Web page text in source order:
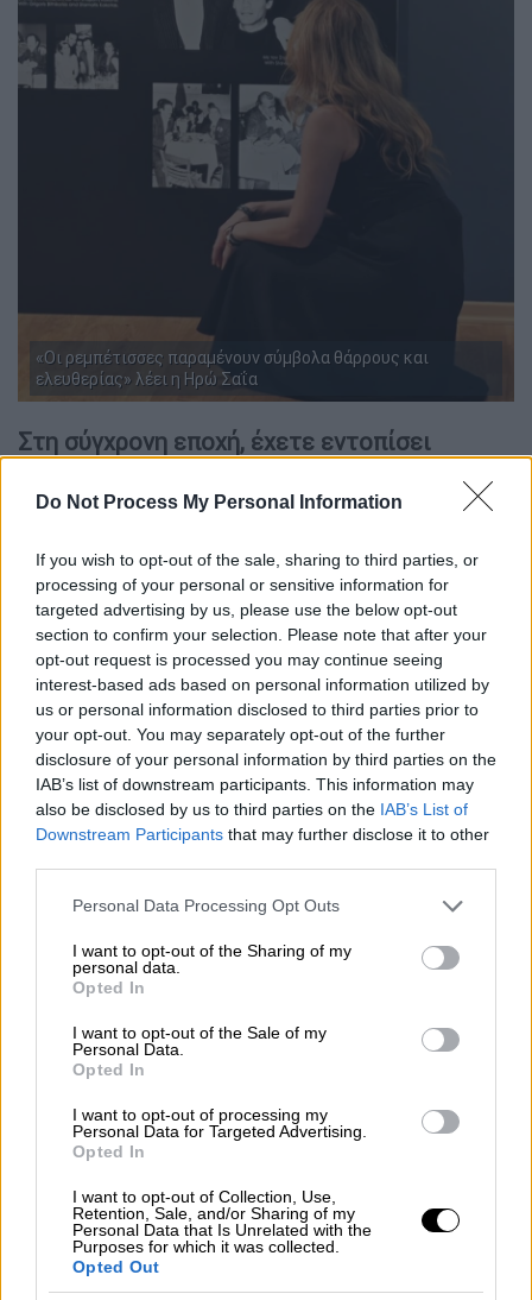
Do Not Process My Personal Information
If you wish to opt-out of the sale, sharing to third parties, or
processing of your personal or sensitive information for
targeted advertising by us, please use the below opt-out
section to confirm your selection. Please note that after your
opt-out request is processed you may continue seeing
interest-based ads based on personal information utilized by
us or personal information disclosed to third parties prior to
your opt-out. You may separately opt-out of the further
disclosure of your personal information by third parties on the
IAB’s list of downstream participants. This information may
also be disclosed by us to third parties on the IAB’s List of
Downstream Participants that may further disclose it to other
Please note that this website/app uses one or more Google
not limited to your visit or usage behaviour. You may click to
grant or deny consent to Google and its third-party tags to
use your data for below specified purposes in below Google
consent section.
Personal Data Processing Opt Outs
I want to opt-out of the Sharing of my
personal data.
Opted In
I want to opt-out of the Sale of my
Personal Data.
Opted In
I want to opt-out of processing my
Personal Data for Targeted Advertising.
Opted In
I want to opt-out of Collection, Use,
Retention, Sale, and/or Sharing of my
Personal Data that Is Unrelated with the
Purposes for which it was collected.
Opted Out
«Οι ρεμπέτισσες παραμένουν σύμβολα θάρρους και
ελευθερίας» λέει η Ηρώ Σαΐα
Στη σύγχρονη εποχή, έχετε εντοπίσει
αποκαλέσουμε «ρεμπέτισσες»; Υπάρχουν
αυθεντικότητα των παλιών;
Ξέρετε… ρεμπέτισσες με την αυθεντική
έννοια του όρου, όπως τις γνωρίσαμε μέσα
από την ιστορία του ρεμπέτικου, δεν
υπάρχουν πια. Κι αυτό όχι γιατί δεν
υπάρχουν αξιόλογες ερμηνεύτριες, κάθε
άλλο. Αλλά γιατί το ρεμπέτικο δεν ήταν
μόνο μουσική, ήταν ένας τρόπος ζωής. Ήταν
μια στάση απέναντι στον κόσμο. Όπως το
έχει πει και ο Σταύρος Ξαρχάκος, «ρεμπέτης
και ρεμπέτισσα δεν γίνεσαι μόνο επειδή
τραγουδάς ρεμπέτικα. Είναι όλος ο τρόπος
που ζεις, που πορεύεσαι, που στέκεσαι».
Στη σημερινή εποχή, αυτός ο τρόπος ζωής
δεν υπάρχει πια. Ζούμε αλλιώς, σε άλλες
συνθήκες, με άλλους κώδικες. Βέβαια,
εκείνη τη «μαγκιά» που εγώ τη λέω «ωραία
μαγκιά». Γυναίκες που αγαπούν βαθιά αυτό
το είδος τραγουδιού και το υπηρετούν με
σεβασμό και συνέπεια. Και χαίρομαι που
είμαι κι εγώ ανάμεσα τους.